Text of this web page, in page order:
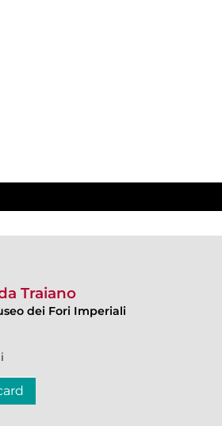
Traiano
dei Fori Imperiali